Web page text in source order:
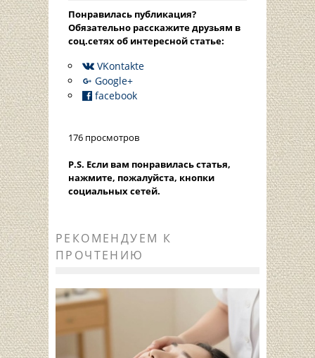
Понравилась публикация?
Oбязательно расскажите друзьям в
соц.сетях об интересной статье:
VKontakte
Google+
facebook
176 просмотров
P.S. Если вам понравилась статья,
нажмите, пожалуйста, кнопки
социальных сетей.
РЕКОМЕНДУЕМ К
ПРОЧТЕНИЮ